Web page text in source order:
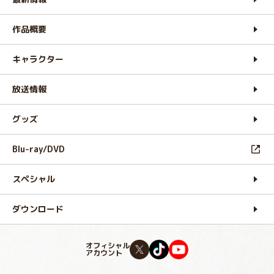
作品概要
キャラクター
放送情報
グッズ
Blu-ray/DVD
スペシャル
ダウンロード
オフィシャル
アカウント